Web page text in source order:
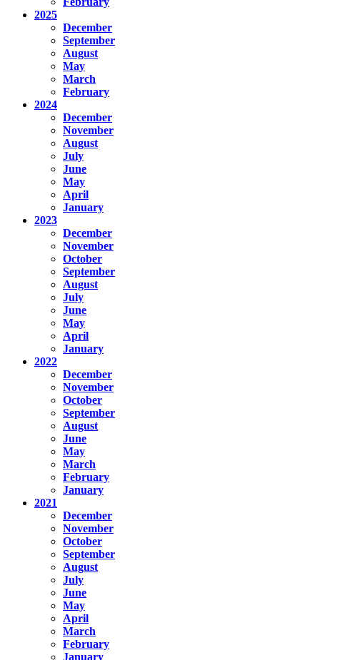
2025
December
September
August
May
March
February
2024
December
November
August
July
June
May
April
January
2023
December
November
October
September
August
July
June
May
April
January
2022
December
November
October
September
August
June
May
March
February
January
2021
December
November
October
September
August
July
June
May
April
March
February
January